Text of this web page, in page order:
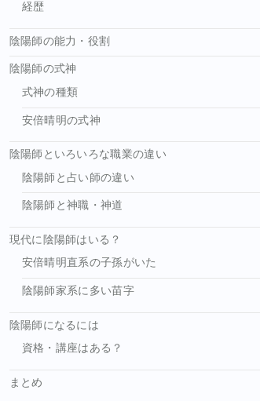
経歴
陰陽師の能力・役割
陰陽師の式神
式神の種類
安倍晴明の式神
陰陽師といろいろな職業の違い
陰陽師と占い師の違い
陰陽師と神職・神道
現代に陰陽師はいる？
安倍晴明直系の子孫がいた
陰陽師家系に多い苗字
陰陽師になるには
資格・講座はある？
まとめ